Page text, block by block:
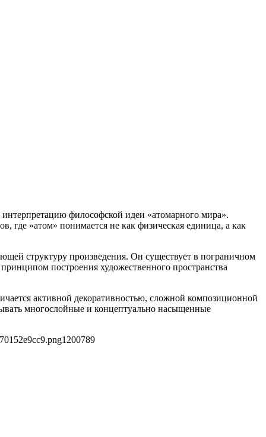
философской идеи «атомарного мира».
где «атом» понимается не как физическая единица, а как
структуру произведения. Он существует в пограничном
построения художественного пространства
активной декоративностью, сложной композиционной
многослойные и концептуально насыщенные
1200789